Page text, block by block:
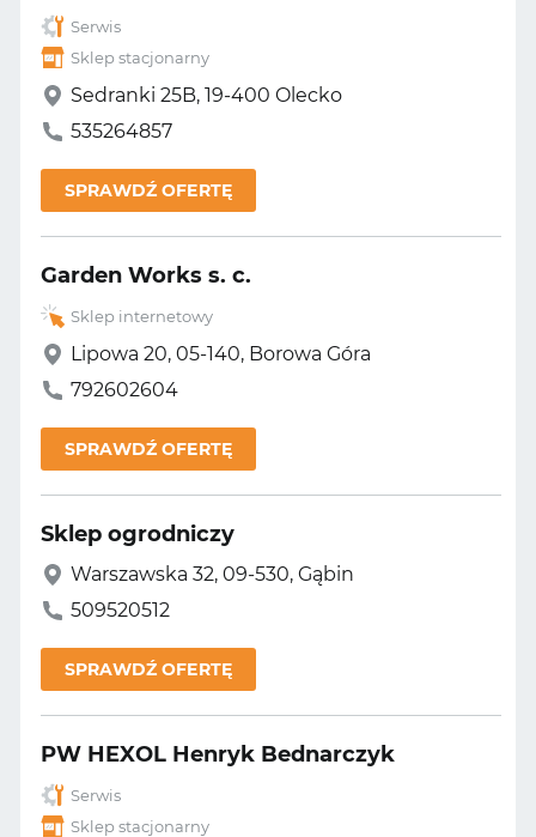
Serwis
Sklep stacjonarny
Sedranki 25B, 19-400 Olecko
535264857
SPRAWDŹ OFERTĘ
Garden Works s. c.
Sklep internetowy
Lipowa 20, 05-140, Borowa Góra
792602604
SPRAWDŹ OFERTĘ
Sklep ogrodniczy
Warszawska 32, 09-530, Gąbin
509520512
SPRAWDŹ OFERTĘ
PW HEXOL Henryk Bednarczyk
Serwis
Sklep stacjonarny